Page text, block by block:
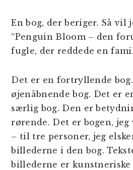
En bog, der beriger. Så vil
“Penguin Bloom – den
fugle, der reddede en
Det er en fortryllende
øjenåbnende bog. Det er
særlig bog. Den er
rørende. Det er bogen,
– til tre personer, jeg
billederne i den bog.
billederne er kunstneriske